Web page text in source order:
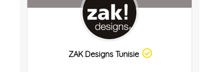
ZAK Designs Tunisie